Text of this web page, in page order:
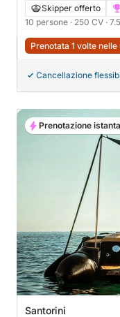
Skipper offerto
10 persone · 250 CV ·
Prenotata 1 volte
Cancellazione
Santorini
Prenotazione